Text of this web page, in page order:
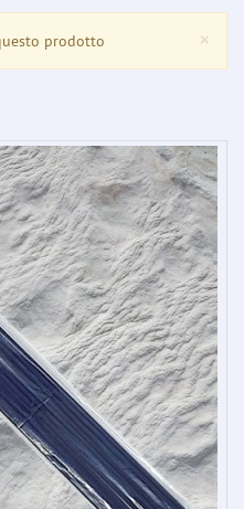
×
prodotto